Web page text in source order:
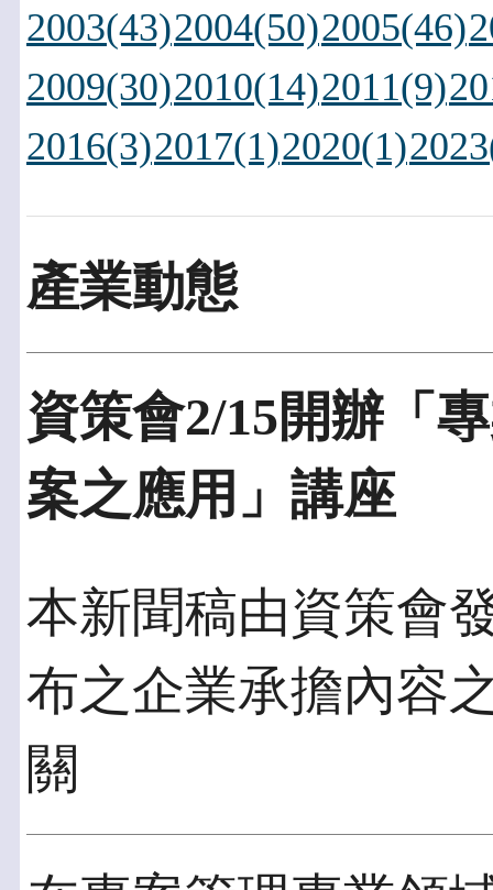
2003(43)2004(50)2005(46)
2009(30)2010(14)2011(9)
2016(3)2017(1)2020(1)
產業動態
資策會2/15開辦「
案之應用」講座
本新聞稿由資策會
布之企業承擔內容
關